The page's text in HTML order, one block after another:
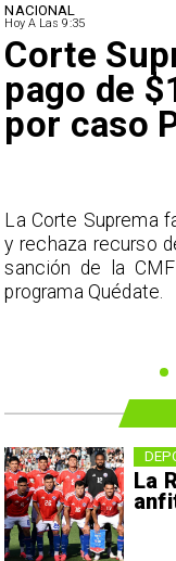
NACIONAL
Hoy A Las 9:35
Corte
pago de
por caso
La Corte Suprema
y rechaza recurso
sanción de la
programa Quédate.
La